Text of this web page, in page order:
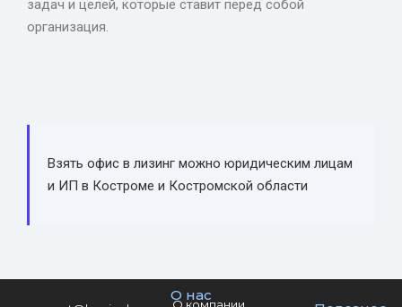
задач и целей, которые ставит перед собой
организация.
Взять офис в лизинг можно юридическим лицам
и ИП в Костроме и Костромской области
О нас